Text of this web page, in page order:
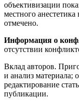
объективизации
местного
отмечено.
Информация о
отсутствии
Вклад авторов.
и анализ материала;
редактирование
публикации.